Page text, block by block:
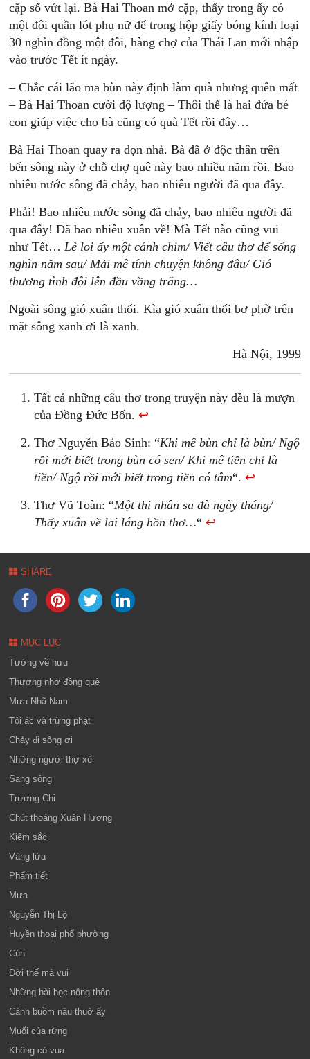
cặp số vứt lại. Bà Hai Thoan mở cặp, thấy trong ấy có
một đôi quần lót phụ nữ để trong hộp giấy bóng kính loại
30 nghìn đồng một đôi, hàng chợ của Thái Lan mới nhập
vào trước Tết ít ngày.
– Chắc cái lão ma bùn này định làm quà nhưng quên mất
– Bà Hai Thoan cười độ lượng – Thôi thế là hai đứa bé
con giúp việc cho bà cũng có quà Tết rồi đây…
Bà Hai Thoan quay ra dọn nhà. Bà đã ở độc thân trên
bến sông này ở chỗ chợ quê này bao nhiều năm rồi. Bao
nhiêu nước sông đã chảy, bao nhiêu người đã qua đây.
Phải! Bao nhiêu nước sông đã chảy, bao nhiêu người đã
qua đây! Đã bao nhiêu xuân về! Mà Tết nào cũng vui
như Tết…Lẻ loi ấy một cánh chim/ Viết câu thơ để sống
nghìn năm sau/ Mải mê tính chuyện không đâu/ Gió
thương tình đội lên đầu vầng trăng…
Ngoài sông gió xuân thổi. Kìa gió xuân thổi bơ phờ trên
mặt sông xanh ơi là xanh.
Hà Nội, 1999
Tất cả những câu thơ trong truyện này đều là mượn
của Đồng Đức Bốn.↩
Thơ Nguyễn Bảo Sinh: “Khi mê bùn chỉ là bùn/ Ngộ
rồi mới biết trong bùn có sen/ Khi mê tiền chỉ là
tiền/ Ngộ rồi mới biết trong tiền có tâm“.↩
Thơ Vũ Toàn: “Một thi nhân sa đà ngày tháng/
Thấy xuân về lai láng hồn thơ…“↩
SHARE
MỤC LỤC
Tướng về hưu
Thương nhớ đồng quê
Mưa Nhã Nam
Tội ác và trừng phạt
Chảy đi sông ơi
Những người thợ xẻ
Sang sông
Trương Chi
Chút thoáng Xuân Hương
Kiếm sắc
Vàng lửa
Phẩm tiết
Mưa
Nguyễn Thị Lộ
Huyền thoại phố phường
Cún
Đời thế mà vui
Những bài học nông thôn
Cánh buồm nâu thuở ấy
Muối của rừng
Không có vua